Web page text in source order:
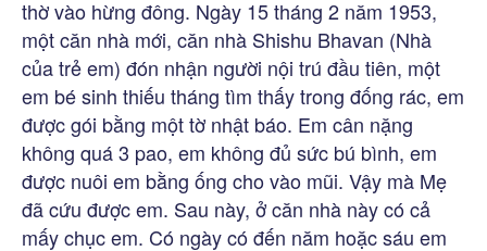
thờ vào hừng đông. Ngày 15 tháng 2 năm 1953,
một căn nhà mới, căn nhà Shishu Bhavan (Nhà
của trẻ em) đón nhận người nội trú đầu tiên, một
em bé sinh thiếu tháng tìm thấy trong đống rác, em
được gói bằng một tờ nhật báo. Em cân nặng
không quá 3 pao, em không đủ sức bú bình, em
được nuôi em bằng ống cho vào mũi. Vậy mà Mẹ
đã cứu được em. Sau này, ở căn nhà này có cả
mấy chục em. Có ngày có đến năm hoặc sáu em